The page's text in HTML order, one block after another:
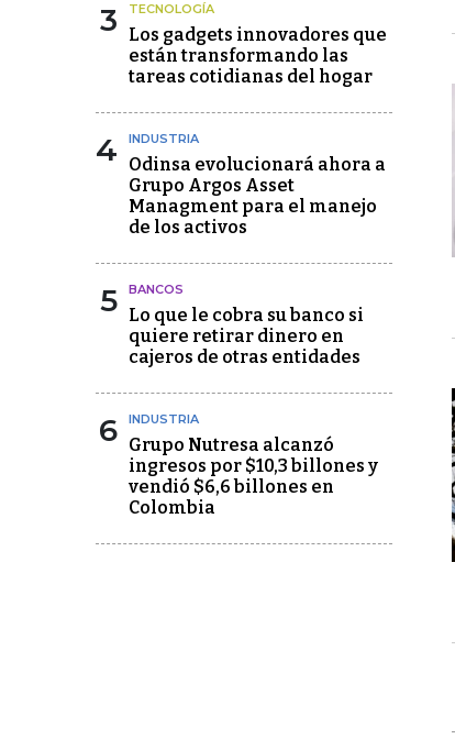
3 TECNOLOGÍA
Los gadgets innovadores que
están transformando las
tareas cotidianas del hogar
4 INDUSTRIA
Odinsa evolucionará ahora a
Grupo Argos Asset
Managment para el manejo
de los activos
5 BANCOS
Lo que le cobra su banco si
quiere retirar dinero en
cajeros de otras entidades
6 INDUSTRIA
Grupo Nutresa alcanzó
ingresos por $10,3 billones y
vendió $6,6 billones en
Colombia